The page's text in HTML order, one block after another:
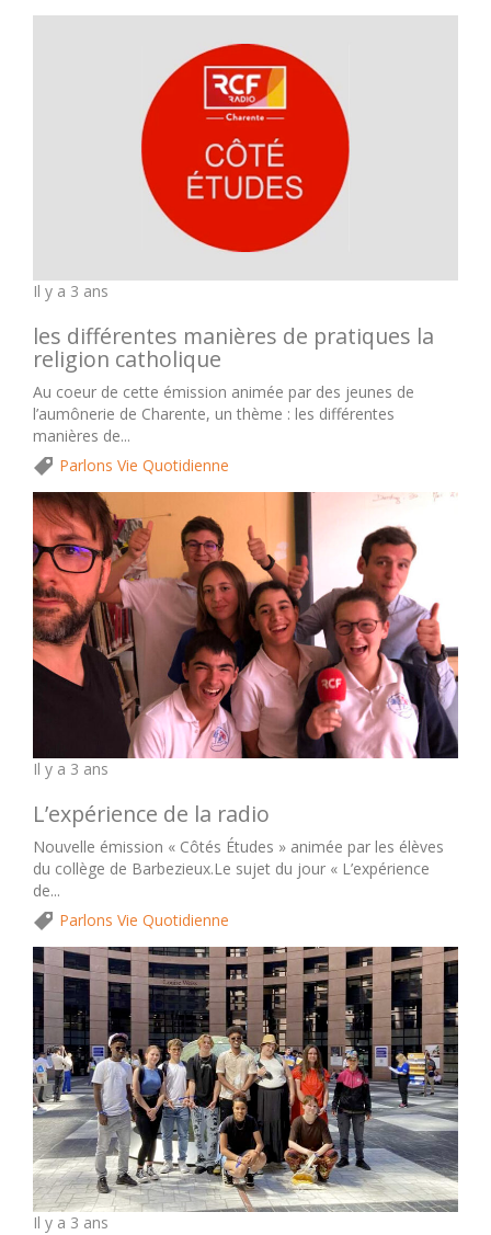
Il y a 3 ans
les différentes manières de pratiques la
religion catholique
Au coeur de cette émission animée par des jeunes de
l’aumônerie de Charente, un thème : les différentes
manières de...
Parlons Vie Quotidienne
Il y a 3 ans
L’expérience de la radio
Nouvelle émission « Côtés Études » animée par les élèves
du collège de Barbezieux.Le sujet du jour « L’expérience
de...
Parlons Vie Quotidienne
Il y a 3 ans